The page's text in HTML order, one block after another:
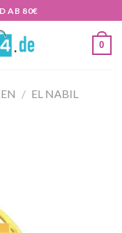
AB 80€
0
/ EL NABIL